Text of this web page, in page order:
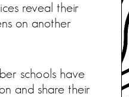
reveal their
on another
schools have
and share their